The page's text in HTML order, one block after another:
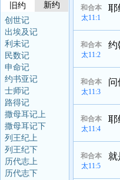
旧约
新约
创世记
出埃及记
利未记
民数记
申命记
约书亚记
士师记
路得记
撒母耳记上
撒母耳记下
列王纪上
列王纪下
历代志上
历代志下
和合本
太11:1
耶
和合本
太11:2
约
和合本
太11:3
问
和合本
太11:4
耶
和合本
太11:5
就